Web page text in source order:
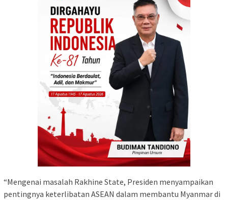
“Mengenai masalah Rakhine State, Presiden menyampaikan
pentingnya keterlibatan ASEAN dalam membantu Myanmar di